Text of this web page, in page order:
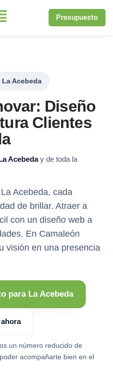
Presupuesto
Acebeda
Diseño
Clientes
Acebeday de toda la
Acebeda, cada
de brillar. Atraer a
con un diseño web a
En Camaleón
visión en una presencia
para La Acebeda
un número reducido de
acompañarte bien en el